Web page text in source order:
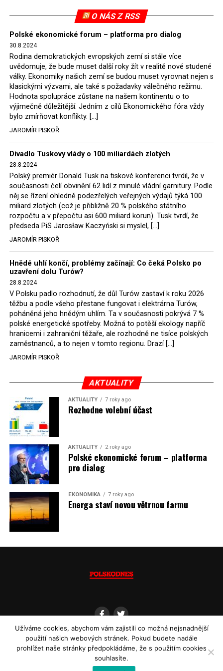
2022, než byl tento případ z důvodu uzavření dohody
Polska s Českou republikou o odstranění příčin sporu o
důl Turów vymazán z rejstříku tribunálu. Celkem si
Polsko nechalo z přiznaných evropských fondů odečíst
asi 70 milionů eur na pokutách a 45 milionů eur
zaplatilo jako odškodnění České republice – ale jak důl,
tak elektrárna nadále fungovaly. Už tehdy zástupci
tehdejší opozice a dnes vládnoucí koalice, jako
místopředseda Občanské platformy (PO) Rafał
Hołownia, přímo řekli, že by se polská vláda měla
tomuto rozhodnutí podřídit.
Rozhodnutí polského ministra spravedlnosti jistě potěší
německé, české a polské ekology, ale i těžaře. Je těžké si
představit, že by o takové věci rozhodoval sám ministr
Bodnar. Musel získat politický souhlas vládnoucí koalice.
Stále jsou totiž platné argumenty Morawieckého vlády,
že důl i elektrárna jsou – kromě zabezpečování cca 7 %
polského energetického mixu – klíčovými podniky, spolu
se svými dceřinými společnostmi zaměstnávají cca pět
tisíc lidí. Navíc s činností dolu a elektrárny nepřímo
souvisí dalších několik desítek tisíc pracovních míst v
regionu. Zelená politika ale opět zvítězila.
Rozhodnutí polského ministra spravedlnosti jistě potěší
německé, české a polské ekology, kteří žalobu u
správního soudu podali, ale také německé a české
možná vozit své hnědé uhlí. ČEZ bude také spokojen –
škrtnutím 7 % elektřiny znamená totiž pro Polsko zcela
neplánované a nečekané skokové zvýšení závislosti na
dovozu elektřiny už od roku 2027.
(psáno pro info.cz)
O NÁS Z RSS
Polské ekonomické forum – platforma pro dialog
30.8.2024
Rodina demokratických evropských zemí si stále více
uvědomuje, že bude muset další roky žít v realitě nové studené
války. Ekonomiky našich zemí se budou muset vyrovnat nejen s
klasickými výzvami, ale také s požadavky válečného režimu.
Hodnota spolupráce zůstane na našem kontinentu o to
výjimečně důležitější. Jedním z cílů Ekonomického fóra vždy
bylo zmírňovat konflikty. […]
JAROMÍR PISKOŘ
Divadlo Tuskovy vlády o 100 miliardách zlotých
28.8.2024
Polský premiér Donald Tusk na tiskové konferenci tvrdil, že v
současnosti čelí obvinění 62 lidí z minulé vládní garnitury. Podle
něj se řízení ohledně podezřelých veřejných výdajů týká 100
miliard zlotých (což je přibližně 20 % polského státního
rozpočtu a v přepočtu asi 600 miliard korun). Tusk tvrdí, že
předseda PiS Jarosław Kaczyński si myslel, […]
JAROMÍR PISKOŘ
Hnědé uhlí končí, problémy začínají: Co čeká Polsko po
uzavření dolu Turów?
28.8.2024
V Polsku padlo rozhodnutí, že důl Turów zastaví k roku 2026
těžbu a podle všeho přestane fungovat i elektrárna Turów,
poháněná jeho hnědým uhlím. Ta v současnosti pokrývá 7 %
polské energetické spotřeby. Možná to potěší ekology napříč
hranicemi i zahraniční těžaře, ale rozhodně ne tisíce polských
zaměstnanců, a to nejen v tomto regionu. Drazí […]
JAROMÍR PISKOŘ
AKTUALITY
AKTUALITY 7 roky ago
Rozhodne volební účast
AKTUALITY 2 roky ago
Polské ekonomické forum – platforma
pro dialog
EKONOMIKA 7 roky ago
Energa staví novou větrnou farmu
Polskodnes.cz| ISSN 1805-8582 | Powered by
Užíváme cookies, abychom vám zajistili co možná nejsnadnější
použití našich webových stránek. Pokud budete nadále
prohlížet naše stránky předpokládáme, že s použitím cookies
souhlasíte.